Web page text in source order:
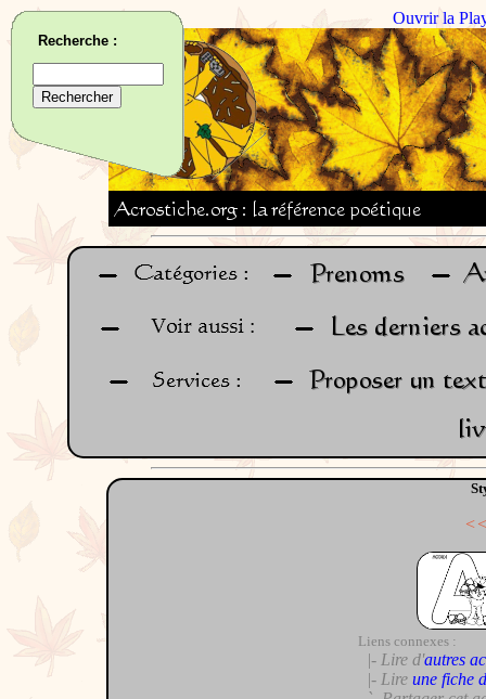
Ouvrir la
Liens connexes :
|- Lire d'autres
|- Lire une fiche
Recherche :